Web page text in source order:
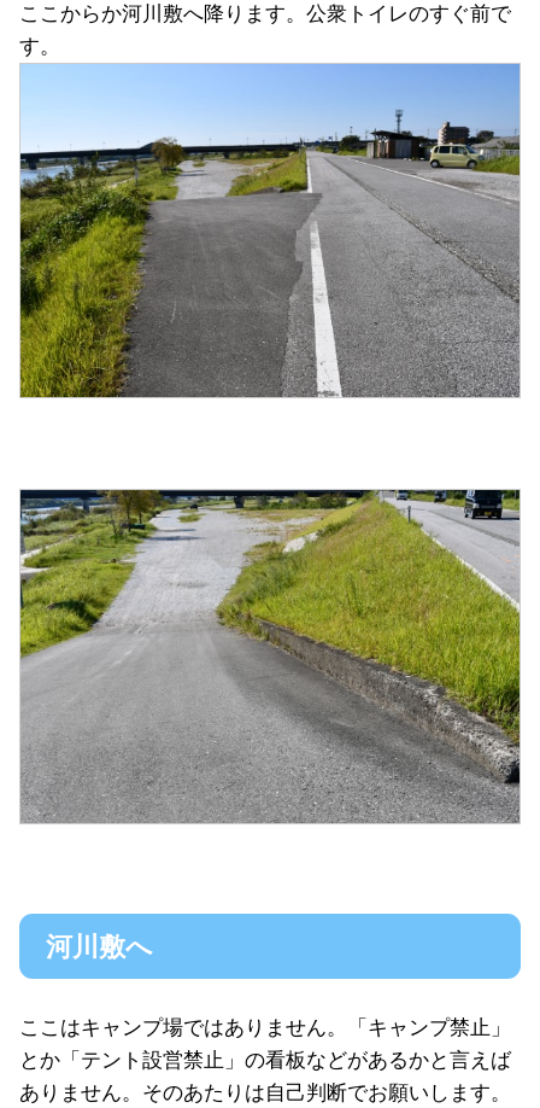
ここからか河川敷へ降ります。公衆トイレのすぐ前で
す。
河川敷へ
ここはキャンプ場ではありません。「キャンプ禁止」
とか「テント設営禁止」の看板などがあるかと言えば
ありません。そのあたりは自己判断でお願いします。